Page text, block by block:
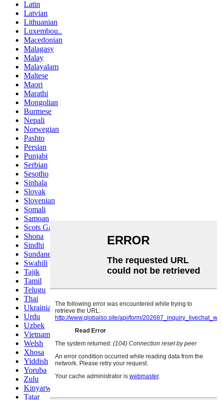
Latin
Latvian
Lithuanian
Luxembou..
Macedonian
Malagasy
Malay
Malayalam
Maltese
Maori
Marathi
Mongolian
Burmese
Nepali
Norwegian
Pashto
Persian
Punjabi
Serbian
Sesotho
Sinhala
Slovak
Slovenian
Somali
Samoan
Scots Gaelic
Shona
Sindhi
Sundanese
Swahili
Tajik
Tamil
Telugu
Thai
Ukrainian
Urdu
Uzbek
Vietnamese
Welsh
Xhosa
Yiddish
Yoruba
Zulu
Kinyarwanda
Tatar